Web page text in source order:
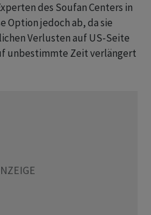
des Soufan Centers in
Option jedoch ab, da sie
Verlusten auf US-Seite
unbestimmte Zeit verlängert